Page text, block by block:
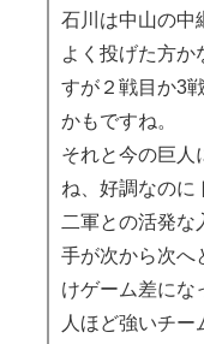
石川は中山の中
よく投げた方か
すが２戦目か3
かもですね。
それと今の巨人
ね、好調なのに
二軍との活発な
手が次から次へ
けゲーム差にな
人ほど強いチー